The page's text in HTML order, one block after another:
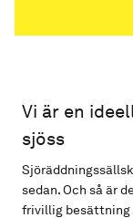
Vi är en
sjöss
sedan. Och så är
frivillig besättning